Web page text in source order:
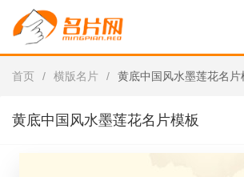
首页 / 横版名片 / 黄底中国风水墨莲花名片
黄底中国风水墨莲花名片模板